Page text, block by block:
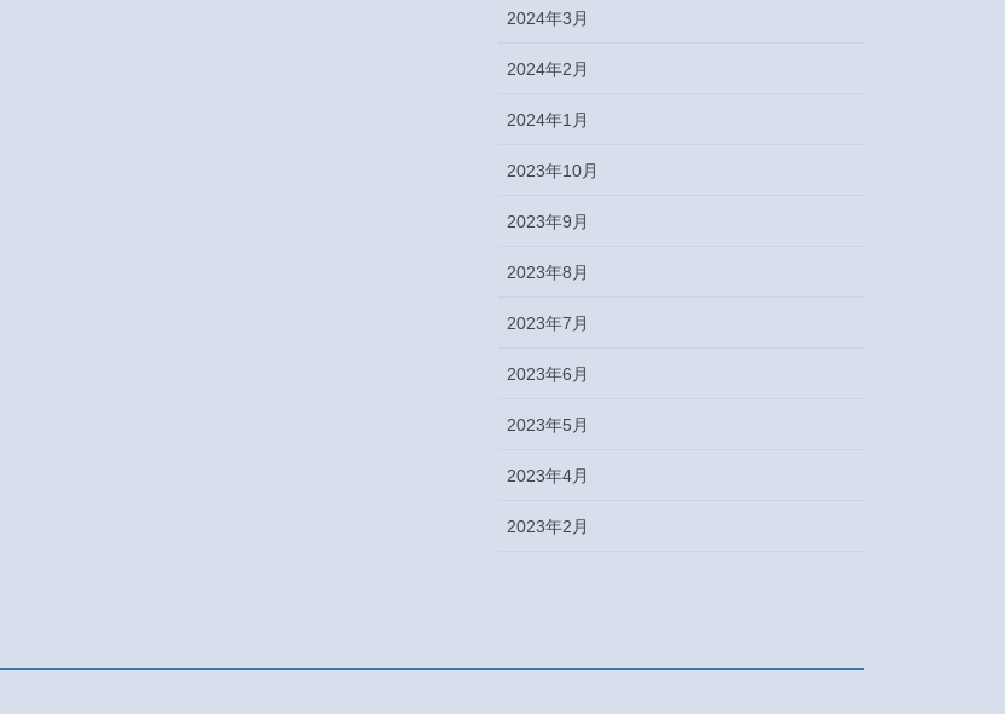
2024年3月
2024年2月
2024年1月
2023年10月
2023年9月
2023年8月
2023年7月
2023年6月
2023年5月
2023年4月
2023年2月